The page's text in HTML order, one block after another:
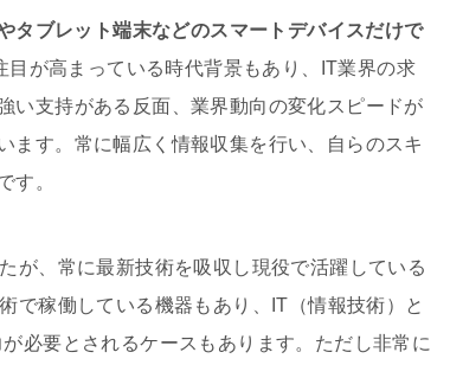
タブレット端末などのスマートデバイスだけで
目が高まっている時代背景もあり、IT業界の求
い支持がある反面、業界動向の変化スピードが
ます。常に幅広く情報収集を行い、自らのスキ
す。
が、常に最新技術を吸収し現役で活躍している
で稼働している機器もあり、IT（情報技術）と
必要とされるケースもあります。ただし非常に